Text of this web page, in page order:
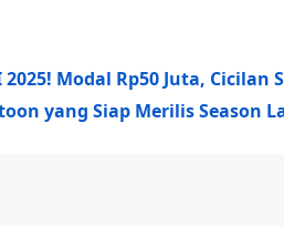
Modal Rp50 Juta, Cicilan
yang Siap Merilis Season